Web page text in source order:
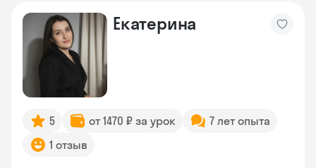
Екатерина
5 от 1470 ₽ за урок
7 лет опыта
1 отзыв